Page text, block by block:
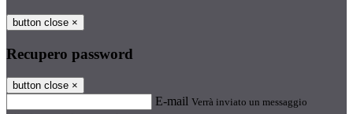
button close ×
Recupero password
button close ×
E-mail Verrà inviato un messaggio